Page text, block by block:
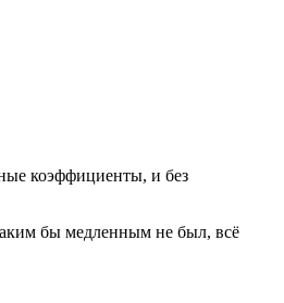
коэффициенты, и без
бы медленным не был, всё